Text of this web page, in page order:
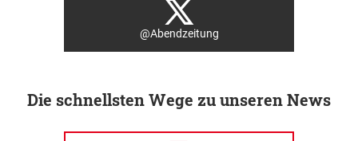
@Abendzeitung
Die schnellsten Wege zu unseren News